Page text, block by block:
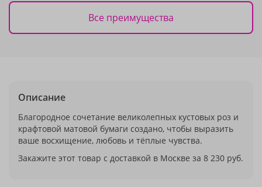
Все преимущества
Описание
Благородное сочетание великолепных кустовых роз и
крафтовой матовой бумаги создано, чтобы выразить
ваше восхищение, любовь и тёплые чувства.
Закажите этот товар с доставкой в Москве за 8 230 руб.